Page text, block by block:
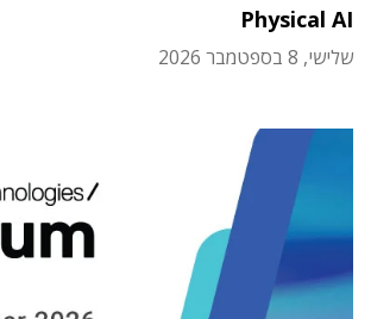
Physical AI
שלישי, 8 בספטמבר 2026